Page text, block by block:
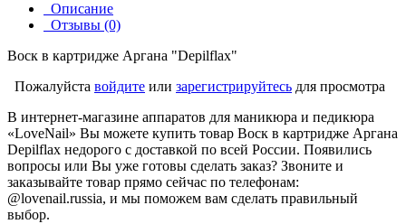
Описание
Отзывы (0)
Воск в картридже Аргана "Depilflax"
Пожалуйста войдите или зарегистрируйтесь для просмотра
В интернет-магазине аппаратов для маникюра и педикюра
«LoveNail» Вы можете купить товар Воск в картридже Аргана
Depilflax недорого с доставкой по всей России. Появились
вопросы или Вы уже готовы сделать заказ? Звоните и
заказывайте товар прямо сейчас по телефонам:
@lovenail.russia, и мы поможем вам сделать правильный
выбор.